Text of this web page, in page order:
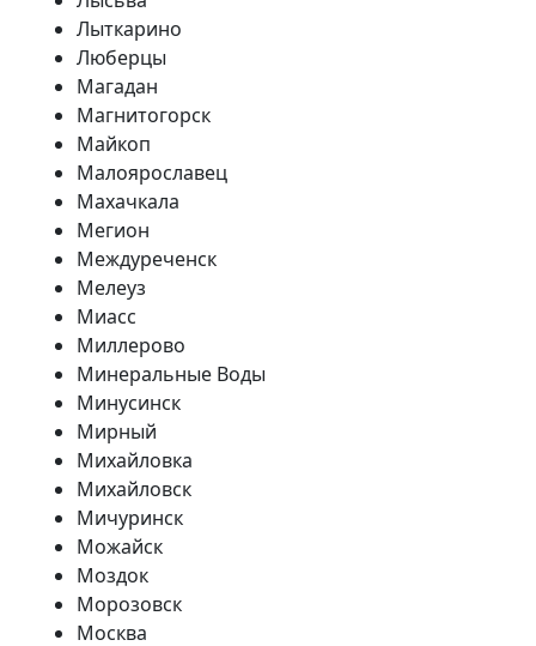
Лыткарино
Люберцы
Магадан
Магнитогорск
Майкоп
Малоярославец
Махачкала
Мегион
Междуреченск
Мелеуз
Миасс
Миллерово
Минеральные Воды
Минусинск
Мирный
Михайловка
Михайловск
Мичуринск
Можайск
Моздок
Морозовск
Москва